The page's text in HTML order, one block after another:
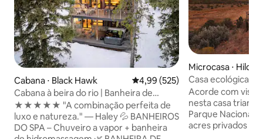
Cabana ⋅ Black Hawk 4,99 de uma avaliação média de
4,99 (525)
Cabana à beira do rio | Banheira de
hidromassagem, fogueira, chuveiro a
vapor
★★★★★ "A combinação perfeita de
luxo e natureza." — Haley 💦 BANHEIROS
DO SPA – Chuveiro a vapor + banheira
Microcasa ⋅ Hildale
Casa ecológica
observação de
Acorde com
nesta casa
Parque Nacional de Zion!
acres privados